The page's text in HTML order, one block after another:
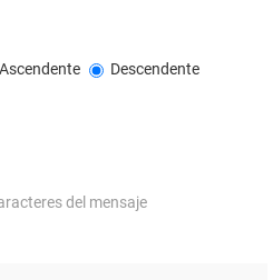
Ascendente
Descendente
del mensaje